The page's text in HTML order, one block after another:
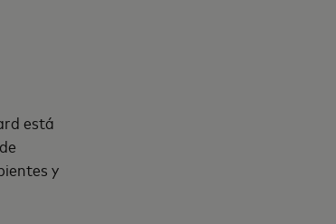
está
y